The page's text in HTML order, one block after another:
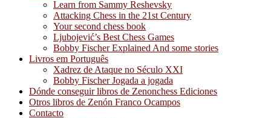
Learn from Sammy Reshevsky
Attacking Chess in the 21st Century
Your second chess book
Ljubojević’s Best Chess Games
Bobby Fischer Explained And some stories
Livros em Português
Xadrez de Ataque no Século XXI
Bobby Fischer Jogada a jogada
Dónde conseguir libros de Zenonchess Ediciones
Otros libros de Zenón Franco Ocampos
Contacto